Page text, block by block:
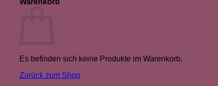
Warenkorb
Es befinden sich keine Produkte im Warenkorb.
Zurück zum Shop